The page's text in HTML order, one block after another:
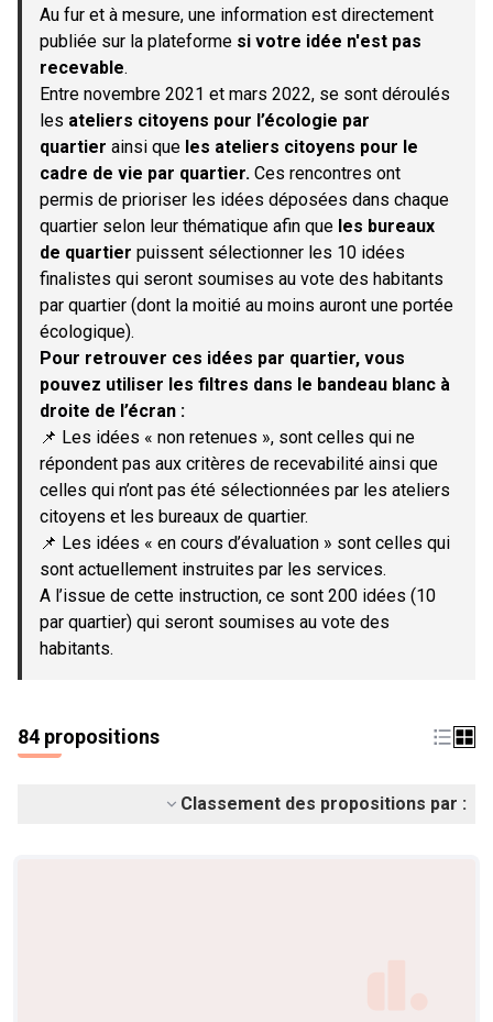
Au fur et à mesure, une information est directement
publiée sur la plateforme si votre idée n'est pas
recevable.
Entre novembre 2021 et mars 2022, se sont déroulés
les ateliers citoyens pour l’écologie par
quartier ainsi que les ateliers citoyens pour le
cadre de vie par quartier. Ces rencontres ont
permis de prioriser les idées déposées dans chaque
quartier selon leur thématique afin que les bureaux
de quartier puissent sélectionner les 10 idées
finalistes qui seront soumises au vote des habitants
par quartier (dont la moitié au moins auront une portée
écologique).
Pour retrouver ces idées par quartier, vous
pouvez utiliser les filtres dans le bandeau blanc à
droite de l’écran :
📌 Les idées « non retenues », sont celles qui ne
répondent pas aux critères de recevabilité ainsi que
celles qui n’ont pas été sélectionnées par les ateliers
citoyens et les bureaux de quartier.
📌 Les idées « en cours d’évaluation » sont celles qui
sont actuellement instruites par les services.
A l’issue de cette instruction, ce sont 200 idées (10
par quartier) qui seront soumises au vote des
habitants.
84 propositions
Classement des propositions par :